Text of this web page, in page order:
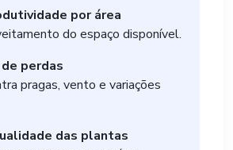
por área
do espaço disponível.
perdas
pragas, vento e variações
das plantas